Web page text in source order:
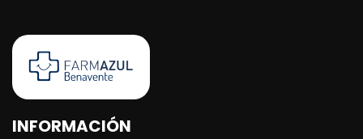
INFORMACIÓN